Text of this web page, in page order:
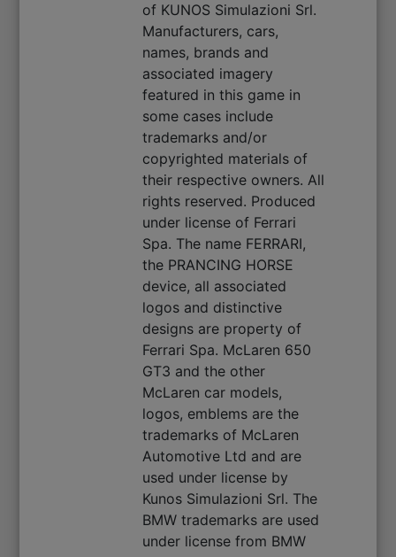
of KUNOS Simulazioni Srl.
Manufacturers, cars,
names, brands and
associated imagery
featured in this game in
some cases include
trademarks and/or
copyrighted materials of
their respective owners. All
rights reserved. Produced
under license of Ferrari
Spa. The name FERRARI,
the PRANCING HORSE
device, all associated
logos and distinctive
designs are property of
Ferrari Spa. McLaren 650
GT3 and the other
McLaren car models,
logos, emblems are the
trademarks of McLaren
Automotive Ltd and are
used under license by
Kunos Simulazioni Srl. The
BMW trademarks are used
under license from BMW